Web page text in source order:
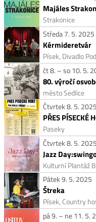
Majáles
Strakonice
Středa 7. 5.
Kérmideretvár
Písek, Divadlo
čt 8. – so 10. 5.
80. výročí
město Sedlice
Čtvrtek 8. 5.
PŘES PÍSECKÉ
Paseky
Čtvrtek 8. 5.
Jazz
Kulturní Plantáž
Pátek 9. 5. 2025
Štreka
Písek, Country
pá 9. – ne 11. 5.